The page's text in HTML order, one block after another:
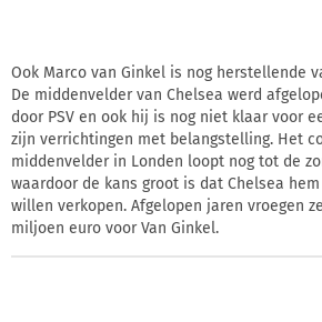
Ook Marco van Ginkel is nog herstellende
De middenvelder van Chelsea werd
door PSV en ook hij is nog niet klaar voor
zijn verrichtingen met belangstelling. Het
middenvelder in Londen loopt nog tot de
waardoor de kans groot is dat Chelsea
willen verkopen. Afgelopen jaren vroegen
miljoen euro voor Van Ginkel.